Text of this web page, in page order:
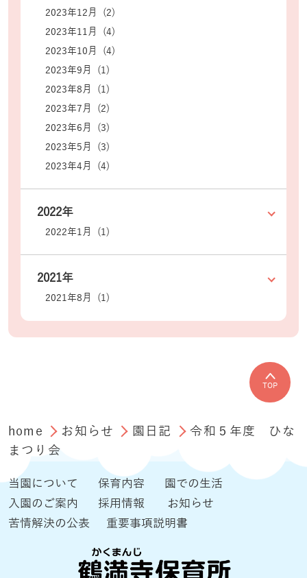
2023年12月 (2)
2023年11月 (4)
2023年10月 (4)
2023年9月 (1)
2023年8月 (1)
2023年7月 (2)
2023年6月 (3)
2023年5月 (3)
2023年4月 (4)
2022年
2022年1月 (1)
2021年
2021年8月 (1)
TOP
home お知らせ 園日記
令和５年度 ひな
まつり会
当園について 保育内容
園での生活
入園のご案内
採用情報
お知らせ
苦情解決の公表
重要事項説明書